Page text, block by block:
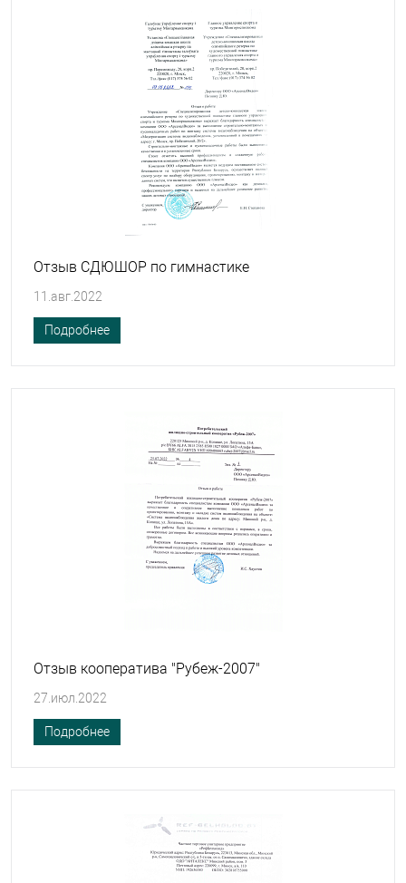
Отзыв СДЮШОР по гимнастике
11.авг.2022
Подробнее
Отзыв кооператива "Рубеж-2007"
27.июл.2022
Подробнее